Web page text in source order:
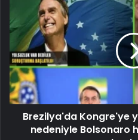
Brezilya'da Kongre'ye
nedeniyle Bolsonaro